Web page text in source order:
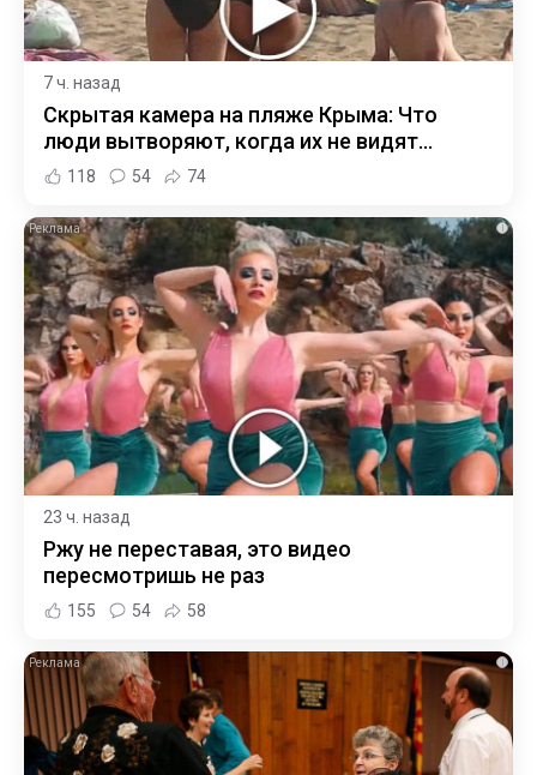
7 ч. назад
Скрытая камера на пляже Крыма: Что
люди вытворяют, когда их не видят...
118 54 74
i
23 ч. назад
Ржу не переставая, это видео
пересмотришь не раз
155 54 58
i